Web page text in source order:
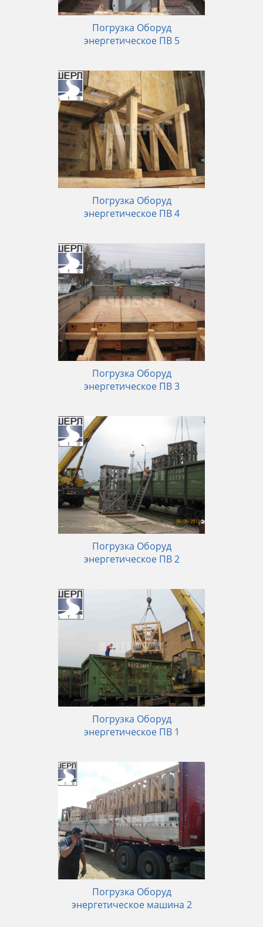
Погрузка Оборуд
энергетическое ПВ 5
Погрузка Оборуд
энергетическое ПВ 4
Погрузка Оборуд
энергетическое ПВ 3
Погрузка Оборуд
энергетическое ПВ 2
Погрузка Оборуд
энергетическое ПВ 1
Погрузка Оборуд
энергетическое машина 2